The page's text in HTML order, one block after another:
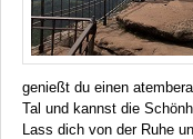
genießt du einen
Tal und kannst die
Lass dich von der Ruhe